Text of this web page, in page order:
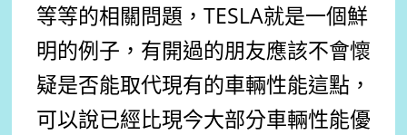
等等的相關問題，TESLA就是一個鮮
明的例子，有開過的朋友應該不會懷
疑是否能取代現有的車輛性能這點，
可以說已經比現今大部分車輛性能優